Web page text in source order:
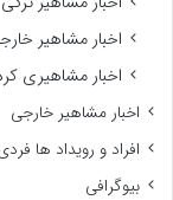
اخبار مشاهیر
اخبار مشاهیری
اخبار مشاهیر خارجی
افراد و رویداد ها
بیوگرافی